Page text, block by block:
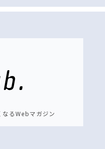
るWebマガジン